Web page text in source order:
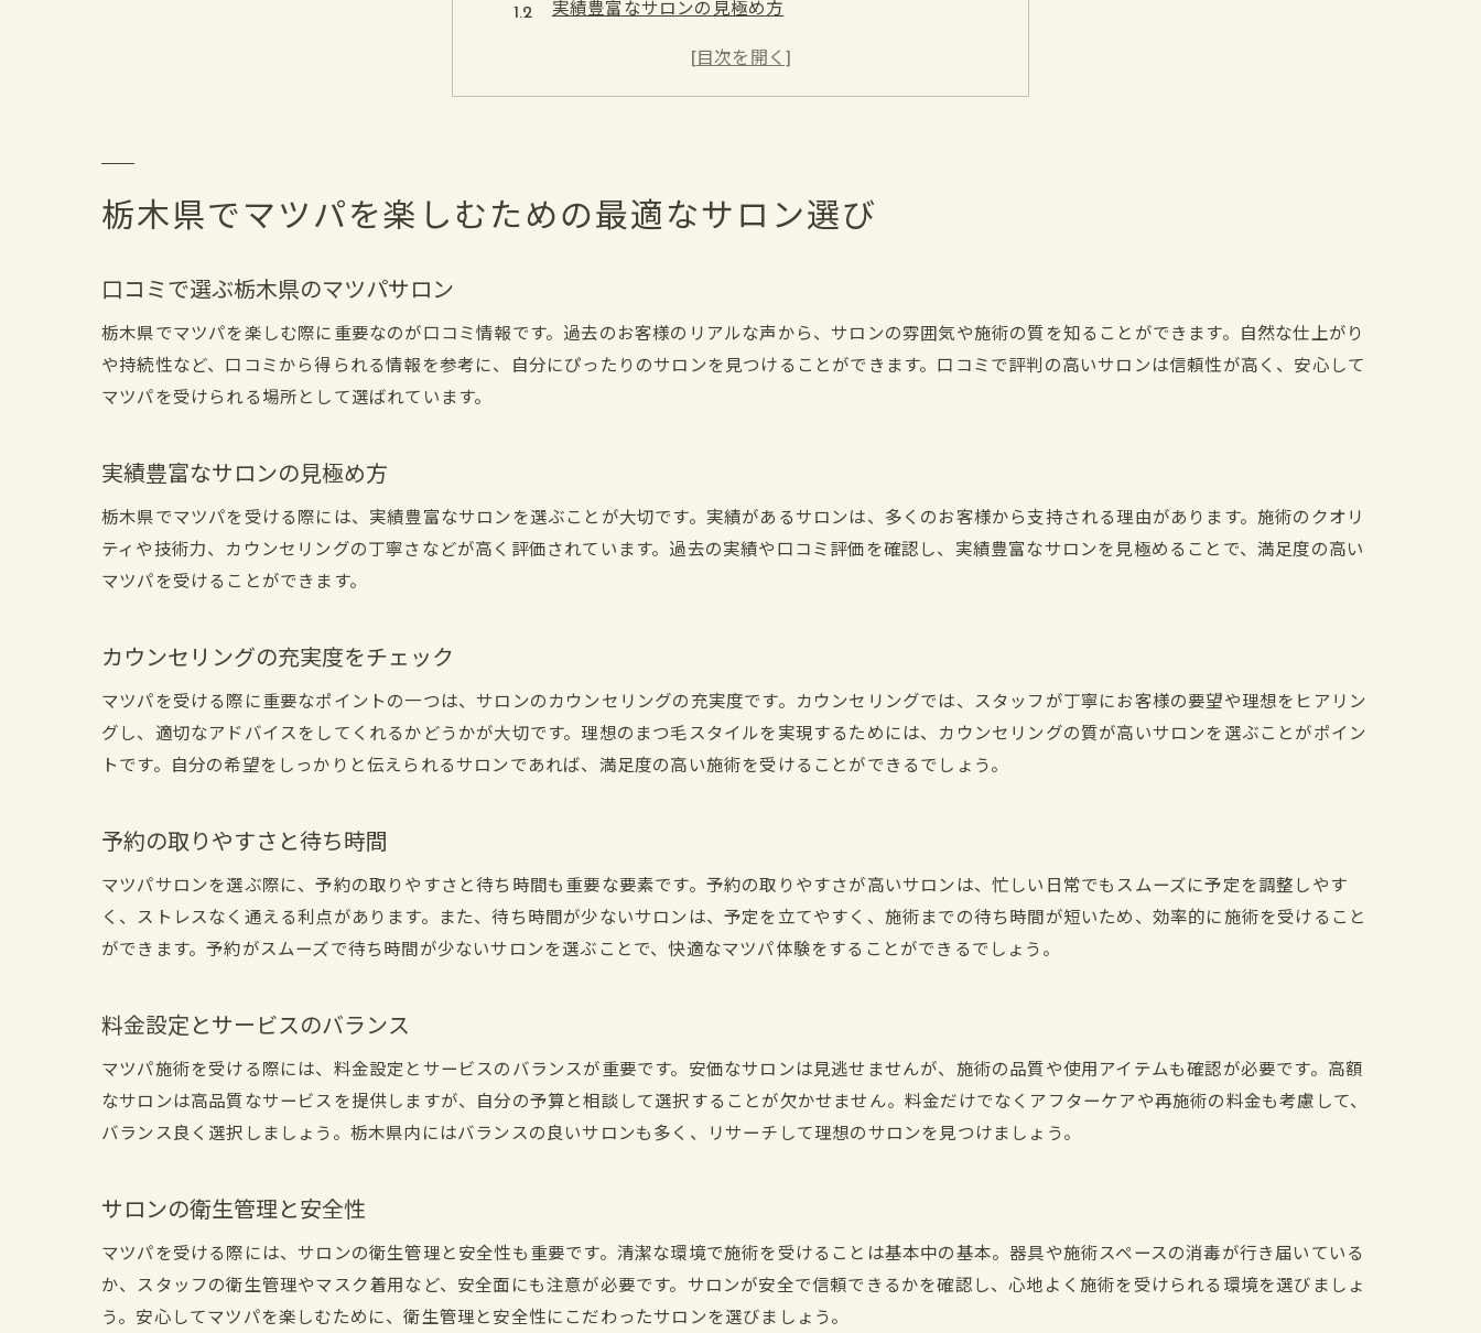
実績豊富なサロンの見極め方
カウンセリングの充実度をチェック
ナチュラルなカールを得意とするサロン
長持ちする自然な仕上がりの秘訣
口コミで高評価のナチュラルサロン
理想のカールを伝えるカウンセリングのコツ
施術前の準備とアフターケア
マツパ初心者必見！栃木県で人気のスタイルとその特徴
初心者におすすめのナチュラルスタイル
ぱっちりとした仕上がりの特徴
初めてでも安心のサロン選び
初心者に優しいカウンセリング
栃木県のマツパサロンで目元美人になるためのポイント
まつ毛の健康状態を保つケア方法
目元を引き立てるメイクのコツ
目元美人になるための生活習慣
自分に合ったデザインを見つける方法
パーソナル診断で最適なスタイルを選ぶ
サロンの施術例から選ぶスタイル
栃木県でマツパを楽しむための最適なサロン選び
口コミで選ぶ栃木県のマツパサロン
栃木県でマツパを楽しむ際に重要なのが口コミ情報です。過去のお客様のリアルな声から、サロンの雰囲気や施術の質を知ることができます。自然な仕上がり
や持続性など、口コミから得られる情報を参考に、自分にぴったりのサロンを見つけることができます。口コミで評判の高いサロンは信頼性が高く、安心して
マツパを受けられる場所として選ばれています。
実績豊富なサロンの見極め方
栃木県でマツパを受ける際には、実績豊富なサロンを選ぶことが大切です。実績があるサロンは、多くのお客様から支持される理由があります。施術のクオリ
ティや技術力、カウンセリングの丁寧さなどが高く評価されています。過去の実績や口コミ評価を確認し、実績豊富なサロンを見極めることで、満足度の高い
マツパを受けることができます。
カウンセリングの充実度をチェック
マツパを受ける際に重要なポイントの一つは、サロンのカウンセリングの充実度です。カウンセリングでは、スタッフが丁寧にお客様の要望や理想をヒアリン
グし、適切なアドバイスをしてくれるかどうかが大切です。理想のまつ毛スタイルを実現するためには、カウンセリングの質が高いサロンを選ぶことがポイン
トです。自分の希望をしっかりと伝えられるサロンであれば、満足度の高い施術を受けることができるでしょう。
予約の取りやすさと待ち時間
マツパサロンを選ぶ際に、予約の取りやすさと待ち時間も重要な要素です。予約の取りやすさが高いサロンは、忙しい日常でもスムーズに予定を調整しやす
く、ストレスなく通える利点があります。また、待ち時間が少ないサロンは、予定を立てやすく、施術までの待ち時間が短いため、効率的に施術を受けること
ができます。予約がスムーズで待ち時間が少ないサロンを選ぶことで、快適なマツパ体験をすることができるでしょう。
料金設定とサービスのバランス
マツパ施術を受ける際には、料金設定とサービスのバランスが重要です。安価なサロンは見逃せませんが、施術の品質や使用アイテムも確認が必要です。高額
なサロンは高品質なサービスを提供しますが、自分の予算と相談して選択することが欠かせません。料金だけでなくアフターケアや再施術の料金も考慮して、
バランス良く選択しましょう。栃木県内にはバランスの良いサロンも多く、リサーチして理想のサロンを見つけましょう。
サロンの衛生管理と安全性
マツパを受ける際には、サロンの衛生管理と安全性も重要です。清潔な環境で施術を受けることは基本中の基本。器具や施術スペースの消毒が行き届いている
か、スタッフの衛生管理やマスク着用など、安全面にも注意が必要です。サロンが安全で信頼できるかを確認し、心地よく施術を受けられる環境を選びましょ
う。安心してマツパを楽しむために、衛生管理と安全性にこだわったサロンを選びましょう。